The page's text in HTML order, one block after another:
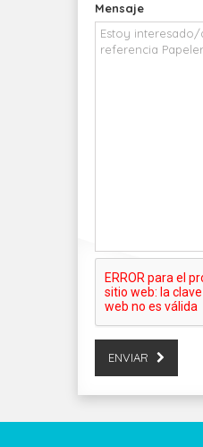
Mensaje
ENVIAR